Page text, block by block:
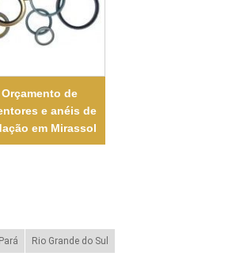
Orçamento de
e anéis de
em Mirassol
Pará Rio Grande do Sul